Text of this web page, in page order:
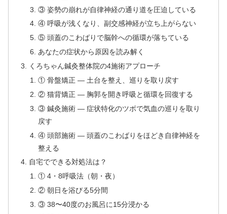
③ 姿勢の崩れが自律神経の通り道を圧迫している
④ 呼吸が浅くなり、副交感神経が立ち上がらない
⑤ 頭蓋のこわばりで脳幹への循環が落ちている
あなたの症状から原因を読み解く
くろちゃん鍼灸整体院の4施術アプローチ
① 骨盤矯正 — 土台を整え、巡りを取り戻す
② 猫背矯正 — 胸郭を開き呼吸と循環を回復する
③ 鍼灸施術 — 症状特化のツボで気血の巡りを取り
戻す
④ 頭部施術 — 頭蓋のこわばりをほどき自律神経を
整える
自宅でできる対処法は？
① 4・8呼吸法（朝・夜）
② 朝日を浴びる5分間
③ 38〜40度のお風呂に15分浸かる